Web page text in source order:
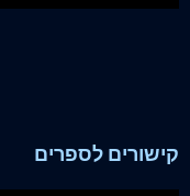
קישורים לספרים